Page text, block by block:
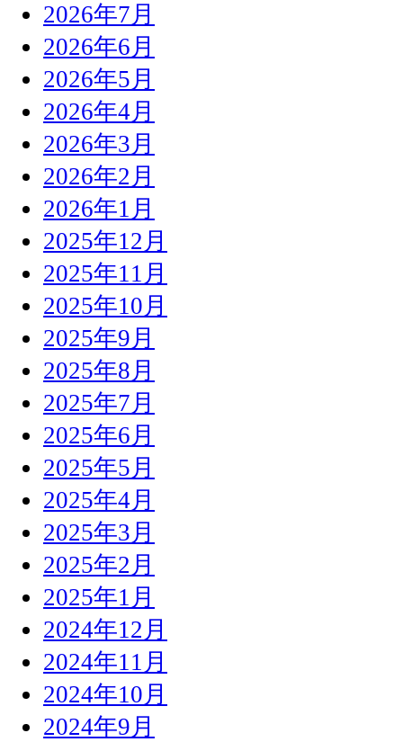
2026年7月
2026年6月
2026年5月
2026年4月
2026年3月
2026年2月
2026年1月
2025年12月
2025年11月
2025年10月
2025年9月
2025年8月
2025年7月
2025年6月
2025年5月
2025年4月
2025年3月
2025年2月
2025年1月
2024年12月
2024年11月
2024年10月
2024年9月